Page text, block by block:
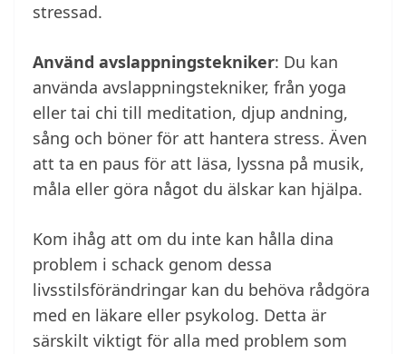
stressad.
Använd avslappningstekniker: Du kan
använda avslappningstekniker, från yoga
eller tai chi till meditation, djup andning,
sång och böner för att hantera stress. Även
att ta en paus för att läsa, lyssna på musik,
måla eller göra något du älskar kan hjälpa.
Kom ihåg att om du inte kan hålla dina
problem i schack genom dessa
livsstilsförändringar kan du behöva rådgöra
med en läkare eller psykolog. Detta är
särskilt viktigt för alla med problem som